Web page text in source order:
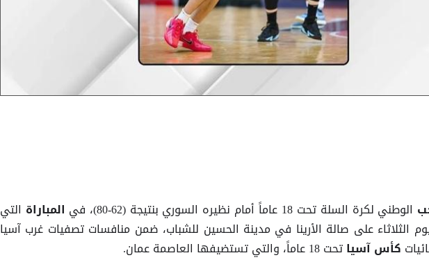
الوطني لكرة السلة تحت 18 عاماً أمام نظيره السوري بنتيجة (62-80)، في المباراة التي
الثلاثاء على صالة الأرينا في مدينة الحسين للشباب، ضمن منافسات تصفيات غرب آسيا
كأس آسيا تحت 18 عاماً، والتي تستضيفها العاصمة عمان.